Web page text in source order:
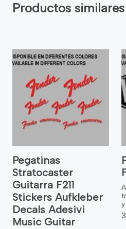
Productos similares
Pegatinas
Stratocaster
Guitarra F211
Stickers Aufkleber
Decals Adesivi
Music Guitar